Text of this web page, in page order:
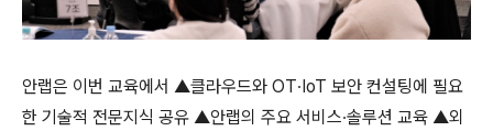
안랩은 이번 교육에서 ▲클라우드와 OT∙ IoT 보안 컨설팅에 필요
한 기술적 전문지식 공유 ▲안랩의 주요 서비스∙솔루션 교육 ▲외